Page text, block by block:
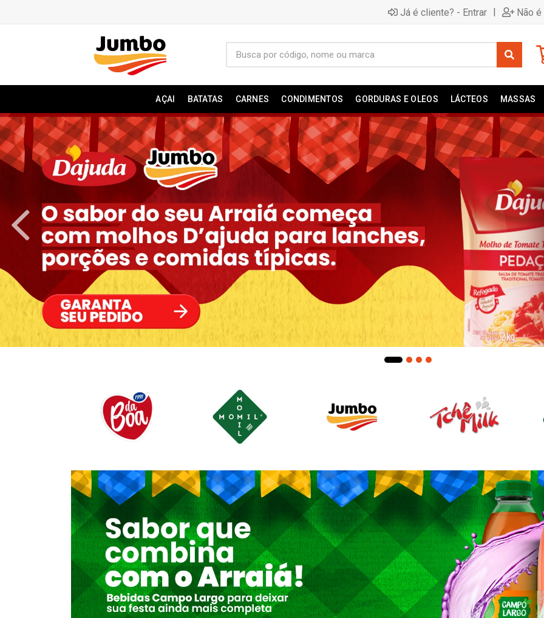
Já é cliente? - Entrar | Não
AÇAI BATATAS CARNES CONDIMENTOS GORDURAS E OLEOS LÁCTEOS MASSAS